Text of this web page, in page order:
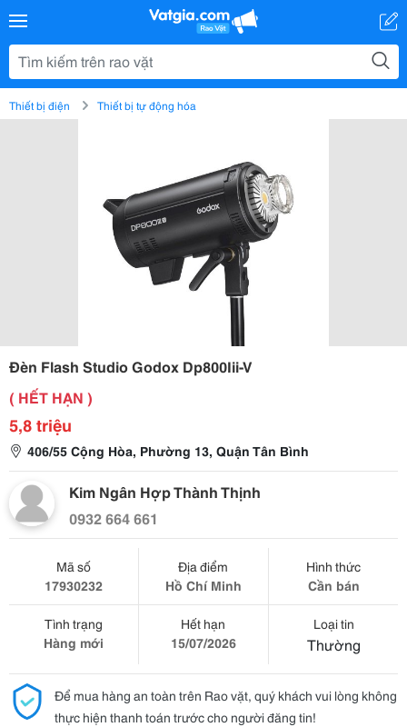
Thiết bị điện Thiết bị tự động hóa
Đèn Flash Studio Godox Dp800Iii-V
( HẾT HẠN )
5,8 triệu
406/55 Cộng Hòa, Phường 13, Quận Tân Bình
Kim Ngân Hợp Thành Thịnh
0932 664 661
Mã số
17930232
Địa điểm
Hồ Chí Minh
Hình thức
Cần bán
Tình trạng
Hàng mới
Hết hạn
15/07/2026
Loại tin
Thường
Để mua hàng an toàn trên Rao vặt, quý khách vui lòng không
thực hiện thanh toán trước cho người đăng tin!